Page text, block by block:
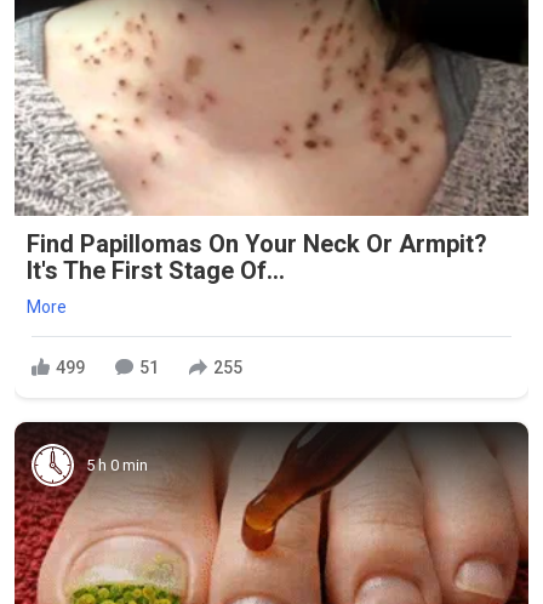
Find Papillomas On Your Neck Or Armpit?
It's The First Stage Of...
More
499 51 255
5 h 0 min